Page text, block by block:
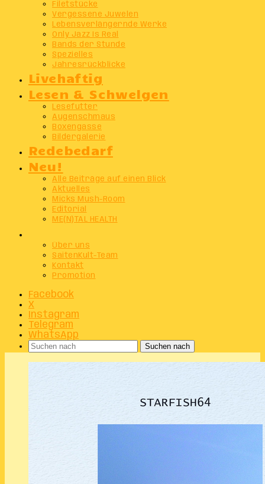
Filetstücke
Vergessene Juwelen
Lebensverlängernde Werke
Only Jazz Is Real
Bands der Stunde
Spezielles
Jahresrückblicke
Livehaftig
Lesen & Schwelgen
Lesefutter
Augenschmaus
Boxengasse
Bildergalerie
Redebedarf
Neu!
Alle Beiträge auf einen Blick
Aktuelles
Micks Mush-Room
Editorial
ME(N)TAL HEALTH
Über uns
SaitenKult-Team
Kontakt
Promotion
Facebook
X
Instagram
Telegram
WhatsApp
Suchen nach